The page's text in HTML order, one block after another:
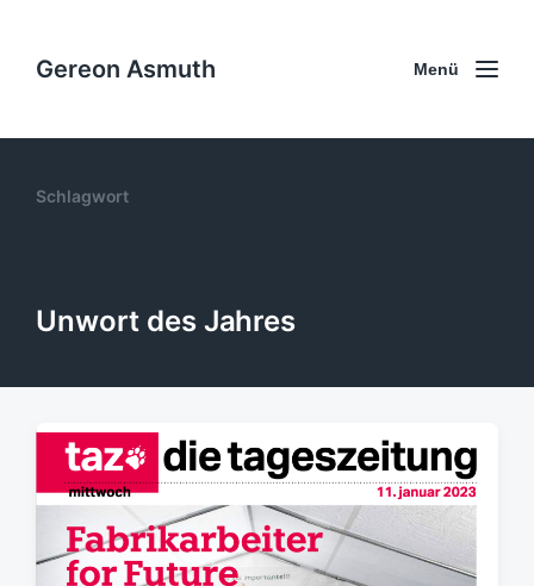
Gereon Asmuth Menü
Schlagwort
Unwort des Jahres